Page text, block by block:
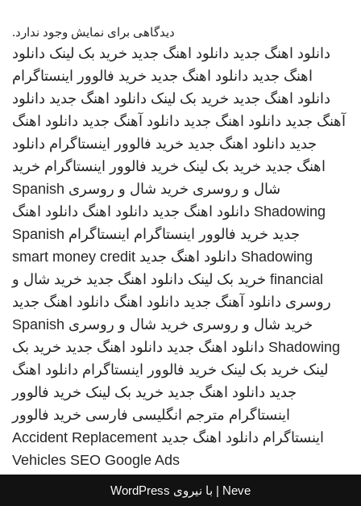
دیدگاهی برای نمایش وجود ندارد.
دانلود اهنگ جدید دانلود اهنگ جدید خرید بک لینک دانلود
اهنگ جدید دانلود اهنگ جدید خرید فالوور اینستاگرام
دانلود اهنگ جدید خرید بک لینک دانلود اهنگ جدید دانلود
آهنگ جدید دانلود اهنگ جدید دانلود آهنگ جدید دانلود اهنگ
جدید دانلود اهنگ جدید خرید فالوور اینستاگرام دانلود
اهنگ جدید خرید بک لینک خرید فالوور اینستاگرام خرید
شال و روسری خرید شال و روسری Spanish
Shadowing دانلود اهنگ جدید دانلود اهنگ دانلود اهنگ
جدید خرید فالوور اینستاگرام اینستاگرام Spanish
Shadowing دانلود اهنگ جدید smart money credit
financial خرید بک لینک دانلود اهنگ جدید خرید شال و
روسری دانلود آهنگ جدید دانلود اهنگ دانلود اهنگ جدید
خرید شال و روسری خرید شال و روسری Spanish
Shadowing دانلود اهنگ جدید دانلود اهنگ جدید خرید بک
لینک خرید بک لینک خرید فالوور اینستاگرام دانلود اهنگ
جدید دانلود اهنگ جدید خرید بک لینک خرید فالوور
اینستاگرام مترجم انگلیسی فارسی خرید فالوور
اینستاگرام دانلود اهنگ جدید Accident Replacement
Vehicles SEO Google Ads
Neve | با نیروی WordPress